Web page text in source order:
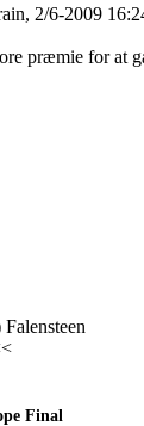
2/6-2009
præmie for at
Final